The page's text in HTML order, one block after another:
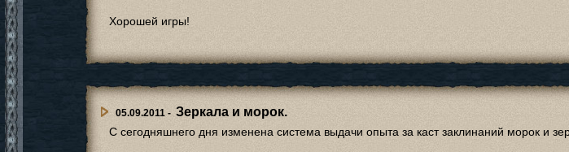
Хорошей игры!
05.09.2011 - Зеркала и морок.
С сегодняшнего дня изменена система выдачи опыта за каст заклинаний морок и